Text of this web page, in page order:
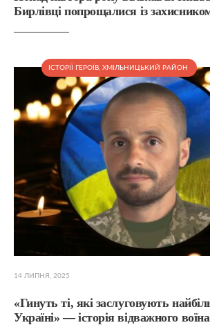
Бирлівці попрощалися із
ІСТОРІЇ ГЕРОЇВ, ХМІЛЬНИЦЬКИЙ РАЙОН
14 ЛИПНЯ, 2025
«Гинуть ті, які заслуговують
Україні» — історія відважного